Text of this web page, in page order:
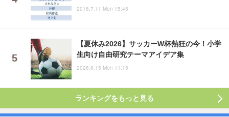
2016.7.11 Mon 15:45
【夏休み2026】サッカーW杯熱狂の今！小学
生向け自由研究テーマアイデア集
2026.6.15 Mon 11:15
ランキングをもっと見る